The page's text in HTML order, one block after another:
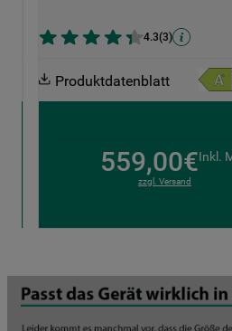
4.3(3)
Produktdatenblatt
559,00€Inkl.
zzgl. Versand